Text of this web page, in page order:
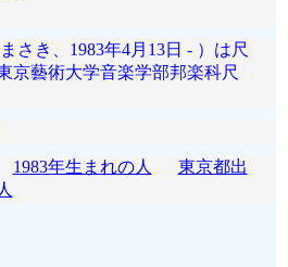
さき、1983年4月13日 - ）は尺
京藝術大学音楽学部邦楽科尺
1983年生まれの人
東京都出